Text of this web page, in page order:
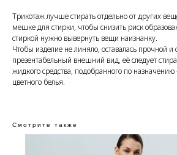
Трикотаж лучше стирать отдельно от других
мешке для стирки, чтобы снизить риск
стиркой нужно вывернуть вещи наизнанку.
Чтобы изделие не линяло, оставалась прочной и
презентабельный внешний вид, её следует
жидкого средства, подобранного по назначению
цветного белья.
Смотрите также